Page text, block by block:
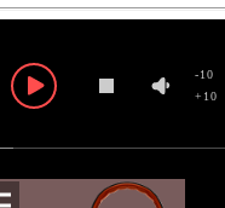
+10
-10